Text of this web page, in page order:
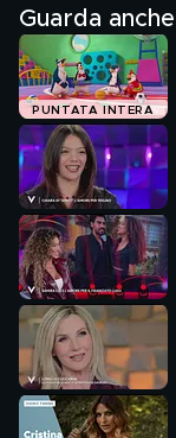
Guarda anche
PUNTATA INTERA